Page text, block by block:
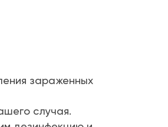
зараженных
случая.